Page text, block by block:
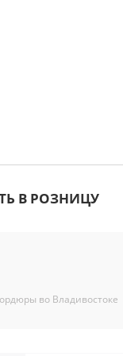
В РОЗНИЦУ
во Владивостоке